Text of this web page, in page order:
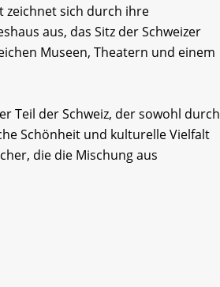
zeichnet sich durch ihre
aus, das Sitz der Schweizer
Museen, Theatern und einem
Teil der Schweiz, der sowohl durch
Schönheit und kulturelle Vielfalt
die die Mischung aus